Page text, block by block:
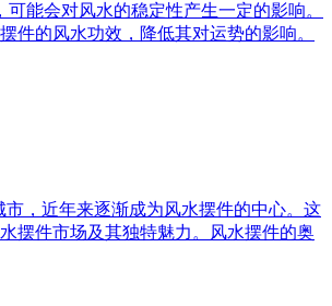
能会对风水的稳定性产生一定的影响。
件的风水功效，降低其对运势的影响。
，近年来逐渐成为风水摆件的中心。这
摆件市场及其独特魅力。风水摆件的奥